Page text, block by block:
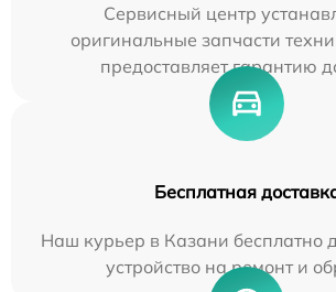
Сервисный центр
оригинальные запчасти
предоставляет гарантию
Бесплатная
Наш курьер в Казани бесплатно
устройство на ремонт и